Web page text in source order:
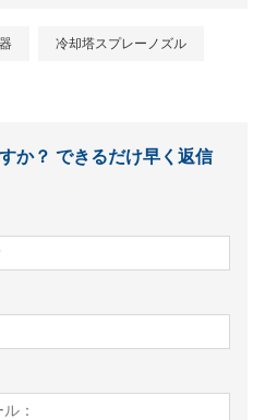
冷却塔スプレーノズル
か？ できるだけ早く返信